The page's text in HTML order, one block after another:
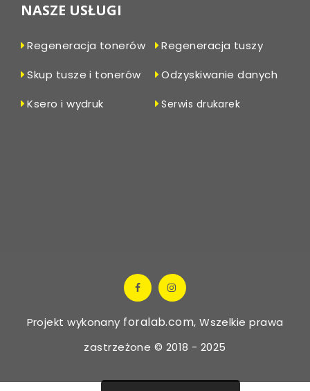
NASZE USŁUGI
Regeneracja tonerów
Regeneracja tuszy
Skup tusze i tonerów
Odzyskiwanie danych
Ksero i wydruk
Serwis drukarek
Projekt wykonany foralab.com, Wszelkie prawa
zastrzeżone © 2018 - 2025